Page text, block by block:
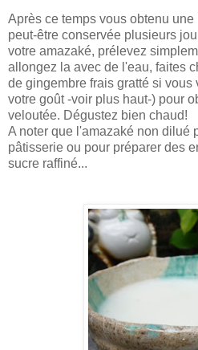
Après ce temps vous obtenu
peut-être conservée plusieurs
votre amazaké, prélevez
allongez la avec de l'eau, faites
de gingembre frais gratté si vous
votre goût -voir plus haut-) pour
veloutée. Dégustez bien chaud!
A noter que l'amazaké non dilué
pâtisserie ou pour préparer des
sucre raffiné...